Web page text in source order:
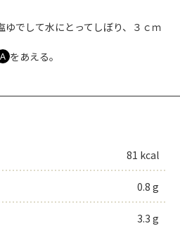
ゆでして水にとってしぼり、３ｃｍ
Ａ をあえる。
81 kcal
0.8 g
3.3 g